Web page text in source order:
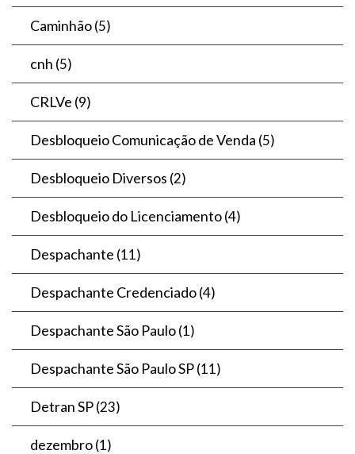
Caminhão(5)
cnh (5)
CRLVe (9)
Desbloqueio Comunicação de Venda (5)
Desbloqueio Diversos (2)
Desbloqueio do Licenciamento(4)
Despachante (11)
Despachante Credenciado(4)
Despachante São Paulo(1)
Despachante São Paulo SP(11)
Detran SP(23)
dezembro(1)